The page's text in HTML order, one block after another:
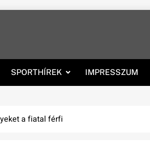
SPORTHÍREK IMPRESSZUM
a fiatal férfi